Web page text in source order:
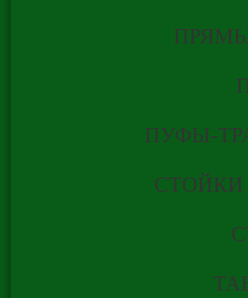
ПУФЫ-
СТОЙКИ
ПО САМОЙ